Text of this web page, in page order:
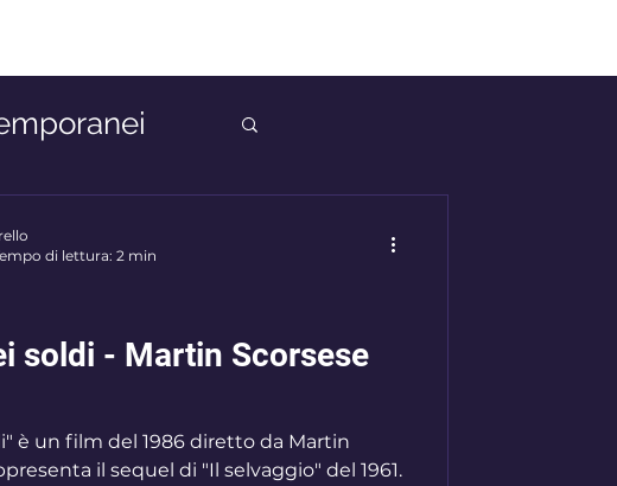
soldi - Martin Scorsese
è un film del 1986 diretto da Martin
il sequel di "Il selvaggio" del 1961.
di lettura: 2 min